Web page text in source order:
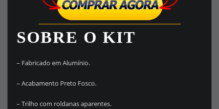
SOBRE O KIT
– Fabricado em Alumínio.
– Acabamento Preto Fosco.
– Trilho com roldanas aparentes.